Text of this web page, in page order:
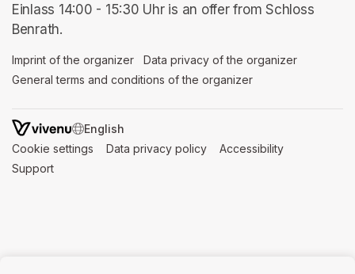
Einlass 14:00 - 15:30 Uhr is an offer from Schloss
Benrath.
Imprint of the organizer (opens in a new tab)
Data privacy of the organizer
General terms and conditions of the organizer
SWITCH LANGUAGE
Cookie settings (opens in a new tab)
Data privacy policy (opens in a new tab)
Accessibility
Support